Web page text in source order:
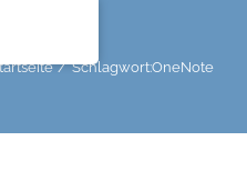
Schlagwort:OneNote